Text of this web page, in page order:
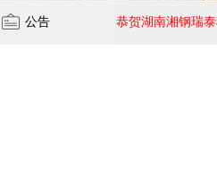
公告 恭贺湖南湘钢瑞